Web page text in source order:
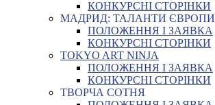
КОНКУРСНІ СТОРІНКИ
МАДРИД: ТАЛАНТИ ЄВРОПИ
ПОЛОЖЕННЯ І ЗАЯВКА
КОНКУРСНІ СТОРІНКИ
TOKYO ART NINJA
ПОЛОЖЕННЯ І ЗАЯВКА
КОНКУРСНІ СТОРІНКИ
ТВОРЧА СОТНЯ